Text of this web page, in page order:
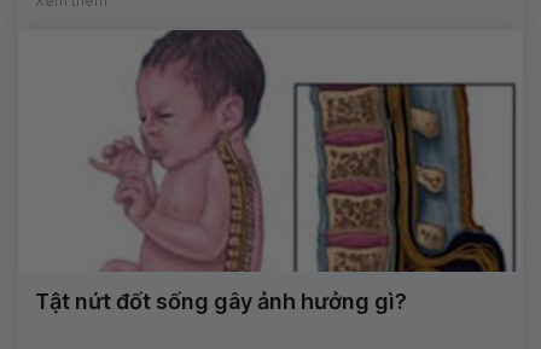
Tật nứt đốt sống gây ảnh hưởng gì?